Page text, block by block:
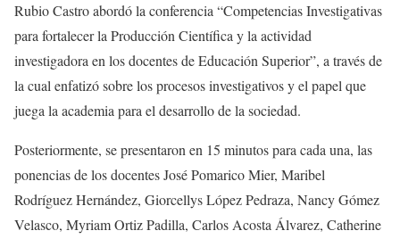
Rubio Castro abordó la conferencia “Competencias Investigativas
para fortalecer la Producción Científica y la actividad
investigadora en los docentes de Educación Superior”, a través de
la cual enfatizó sobre los procesos investigativos y el papel que
juega la academia para el desarrollo de la sociedad.
Posteriormente, se presentaron en 15 minutos para cada una, las
ponencias de los docentes José Pomarico Mier, Maribel
Rodríguez Hernández, Giorcellys López Pedraza, Nancy Gómez
Velasco, Myriam Ortiz Padilla, Carlos Acosta Álvarez, Catherine